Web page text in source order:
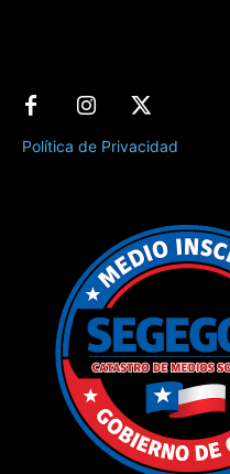
Política de Privacidad